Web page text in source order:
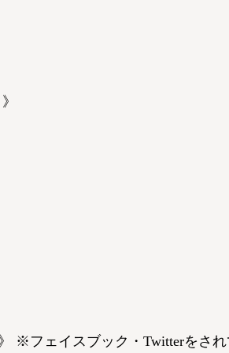
※フェイスブック・Twitterをさ